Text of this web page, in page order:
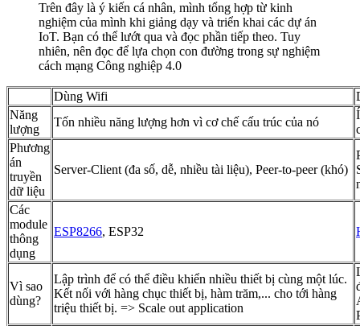
Trên đây là ý kiến cá nhân, mình tổng hợp từ kinh
nghiệm của mình khi giảng dạy và triển khai các dự án
IoT. Bạn có thể lướt qua và đọc phần tiếp theo. Tuy
nhiên, nên đọc để lựa chọn con đường trong sự nghiệm
cách mạng Công nghiệp 4.0
Dùng Wifi
Năng
lượng
Tốn nhiều năng lượng hơn vì cơ chế cấu trúc của nó
Phương
án
truyền
dữ liệu
Server-Client (đa số, dễ, nhiều tài liệu), Peer-to-peer (khó)
Các
module
thông
dụng
ESP8266, ESP32
Vì sao
dùng?
Lập trình để có thể điều khiển nhiều thiết bị cùng một lúc.
Kết nối với hàng chục thiết bị, hàm trăm,... cho tới hàng
triệu thiết bị. => Scale out application